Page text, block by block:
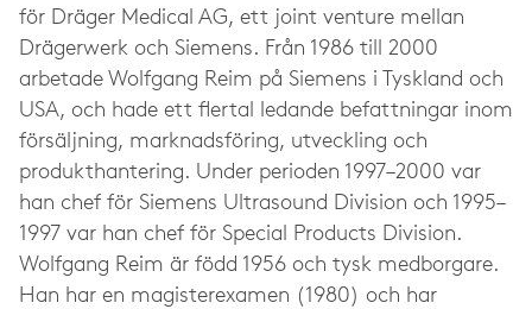
för Dräger Medical AG, ett joint venture mellan
Drägerwerk och Siemens. Från 1986 till 2000
arbetade Wolfgang Reim på Siemens i Tyskland och
USA, och hade ett flertal ledande befattningar inom
försäljning, marknadsföring, utveckling och
produkthantering. Under perioden 1997–2000 var
han chef för Siemens Ultrasound Division och 1995–
1997 var han chef för Special Products Division.
Wolfgang Reim är född 1956 och tysk medborgare.
Han har en magisterexamen (1980) och har